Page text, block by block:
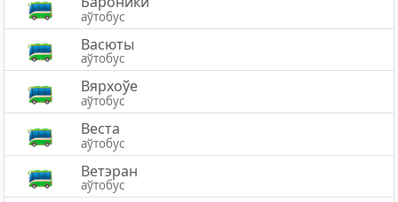
аўтобус
Васюты
аўтобус
Вярхоўе
аўтобус
Веста
аўтобус
Ветэран
аўтобус